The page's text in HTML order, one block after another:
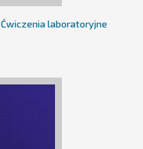
laboratoryjne